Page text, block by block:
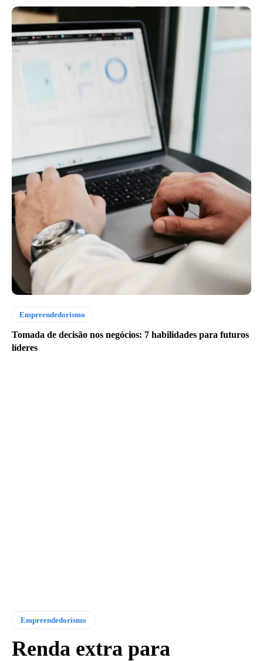
Empreendedorismo
Tomada de decisão nos negócios: 7 habilidades para futuros
líderes
Empreendedorismo
Renda extra para